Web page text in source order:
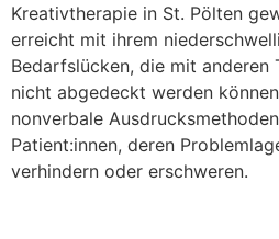
Kreativtherapie in St. Pölten
erreicht mit ihrem
Bedarfslücken, die mit anderen
nicht abgedeckt werden
nonverbale
Patient:innen, deren
verhindern oder erschweren.